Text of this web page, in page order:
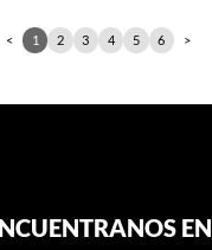
< 1 2 3 4 5 6 >
EN